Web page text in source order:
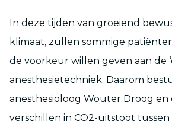
In deze tijden van groeiend
klimaat, zullen sommige
de voorkeur willen geven aan de
anesthesietechniek. Daarom
anesthesioloog Wouter Droog en
verschillen in CO2-uitstoot